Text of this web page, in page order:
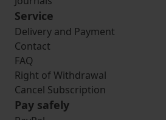
Service
Delivery and Payment
Contact
FAQ
Right of Withdrawal
Cancel Subscription
Pay safely